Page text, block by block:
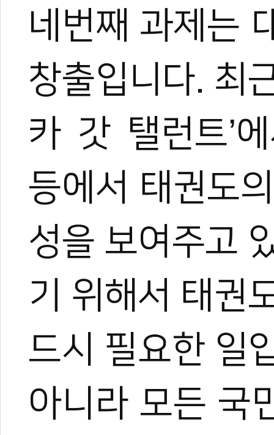
네번째 과제는
창출입니다. 최
카 갓 탤런트’
등에서 태권도
성을 보여주고
기 위해서 태권
드시 필요한 일
아니라 모든 국